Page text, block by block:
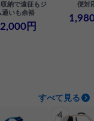
納で遠征もジ
通いも余裕
円
便対
すべて見る
4